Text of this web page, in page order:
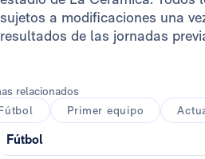
sujetos a modificaciones una
resultados de las jornadas
relacionados
Primer equipo
Fútbol